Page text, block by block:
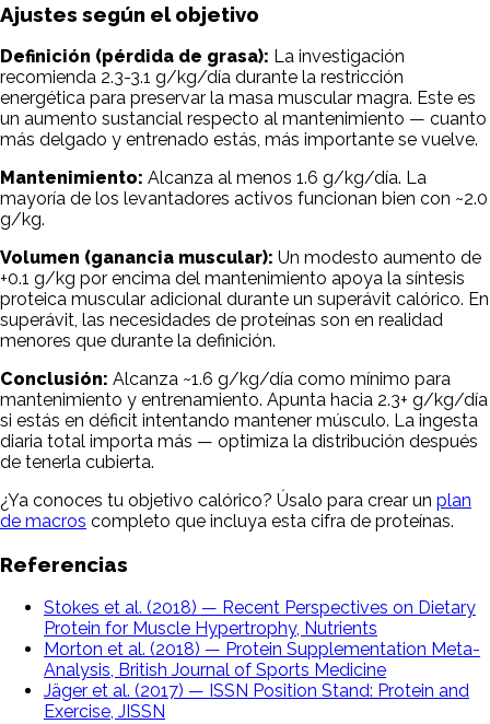
Ajustes según el objetivo
Definición (pérdida de grasa): La investigación
recomienda 2.3-3.1 g/kg/día durante la restricción
energética para preservar la masa muscular magra. Este es
un aumento sustancial respecto al mantenimiento — cuanto
más delgado y entrenado estás, más importante se vuelve.
Mantenimiento: Alcanza al menos 1.6 g/kg/día. La
mayoría de los levantadores activos funcionan bien con ~2.0
g/kg.
Volumen (ganancia muscular): Un modesto aumento de
+0.1 g/kg por encima del mantenimiento apoya la síntesis
proteica muscular adicional durante un superávit calórico. En
superávit, las necesidades de proteínas son en realidad
menores que durante la definición.
Conclusión: Alcanza ~1.6 g/kg/día como mínimo para
mantenimiento y entrenamiento. Apunta hacia 2.3+ g/kg/día
si estás en déficit intentando mantener músculo. La ingesta
diaria total importa más — optimiza la distribución después
de tenerla cubierta.
¿Ya conoces tu objetivo calórico? Úsalo para crear un plan
de macros completo que incluya esta cifra de proteínas.
Referencias
Stokes et al. (2018) — Recent Perspectives on Dietary
Protein for Muscle Hypertrophy, Nutrients
Morton et al. (2018) — Protein Supplementation Meta-
Analysis, British Journal of Sports Medicine
Jäger et al. (2017) — ISSN Position Stand: Protein and
Exercise, JISSN